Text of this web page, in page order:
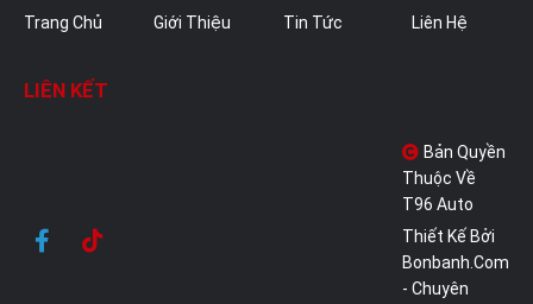
Trang Chủ Giới Thiệu Tin Tức Liên Hệ
LIÊN KẾT
Bản Quyền
Thuộc Về
T96 Auto
Thiết Kế Bởi
Bonbanh.com
- Chuyên